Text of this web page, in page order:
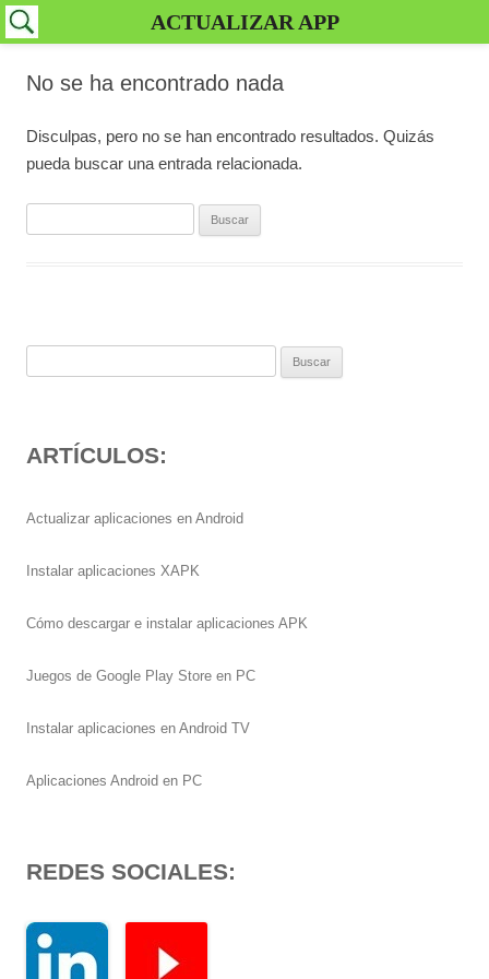
No se ha encontrado nada
Disculpas, pero no se han encontrado resultados. Quizás
pueda buscar una entrada relacionada.
ARTÍCULOS:
Actualizar aplicaciones en Android
Instalar aplicaciones XAPK
Cómo descargar e instalar aplicaciones APK
Juegos de Google Play Store en PC
Instalar aplicaciones en Android TV
Aplicaciones Android en PC
REDES SOCIALES:
ACTUALIZAR APP